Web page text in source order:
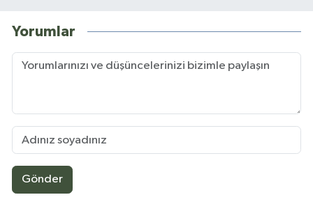
Yorumlar
Gönder